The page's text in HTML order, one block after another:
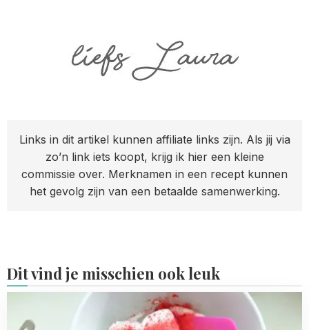
Links in dit artikel kunnen affiliate links zijn. Als jij via
zo’n link iets koopt, krijg ik hier een kleine
commissie over. Merknamen in een recept kunnen
het gevolg zijn van een betaalde samenwerking.
Dit vind je misschien ook leuk